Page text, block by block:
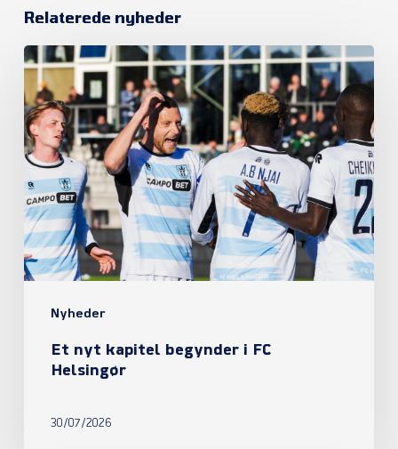
Relaterede nyheder
Nyheder
Et
nyt
kapitel
begynder
FC
Helsingør
Et nyt kapitel begynder i FC
Helsingør
30/07/2026